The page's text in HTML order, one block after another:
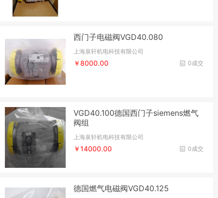
西门子电磁阀VGD40.080
上海泉轩机电科技有限公司
0成交
￥8000.00
VGD40.100德国西门子siemens燃气
阀组​
上海泉轩机电科技有限公司
0成交
￥14000.00
德国燃气电磁阀VGD40.125